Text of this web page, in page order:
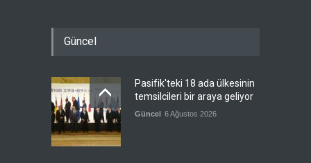
Güncel
Pasifik'teki 18 ada ülkesinin
temsilcileri bir araya geliyor
Güncel 6 Ağustos 2026